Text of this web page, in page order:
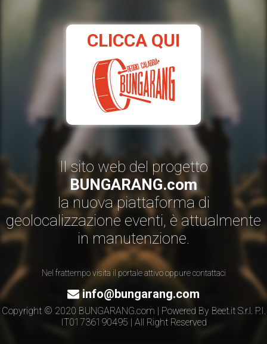
CLICCA QUI
Il sito web del progetto
BUNGARANG.com
la nuova piattaforma di
geolocalizzazione eventi, è attualmente
in manutenzione.
Nel frattempo visita il portale attivo oppure contattaci
info@bungarang.com
Copyright © 2020 BUNGARANG.com | Powered By Beet.it S.r.l. P.I.
IT01736190495 | All Right Reserved